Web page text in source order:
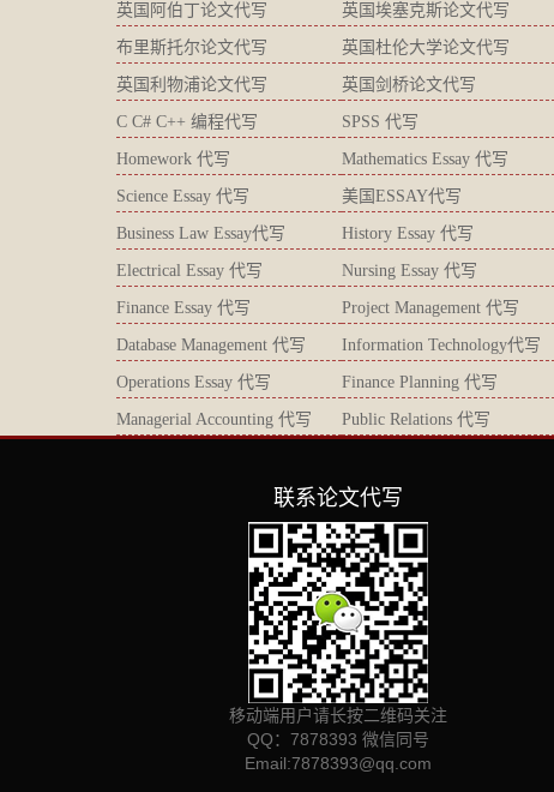
英国阿伯丁论文代写 英国埃塞克斯论文代写
布里斯托尔论文代写 英国杜伦大学论文代写
英国利物浦论文代写 英国剑桥论文代写
C C# C++ 编程代写 SPSS 代写
Homework 代写 Mathematics Essay 代写
Science Essay 代写 美国ESSAY代写
Business Law Essay代写 History Essay 代写
Electrical Essay 代写 Nursing Essay 代写
Finance Essay 代写 Project Management 代写
Database Management 代写 Information Technology代写
Operations Essay 代写 Finance Planning 代写
Managerial Accounting 代写 Public Relations 代写
联系论文代写
移动端用户请长按二维码关注
QQ：7878393 微信同号
Email:7878393@qq.com